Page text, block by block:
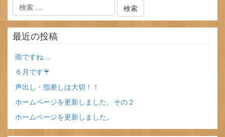
最近の投稿
雨ですね…
６月です☔
声出し・指差しは大切！！
ホームページを更新しました。その２
ホームページを更新しました。